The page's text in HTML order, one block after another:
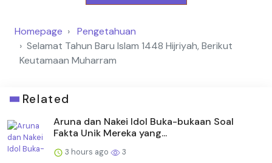
Homepage
Pengetahuan
Selamat Tahun Baru Islam 1448 Hijriyah, Berikut
Keutamaan Muharram
Related
Aruna dan Nakei Idol Buka-bukaan Soal
Fakta Unik Mereka yang...
3 hours ago 3